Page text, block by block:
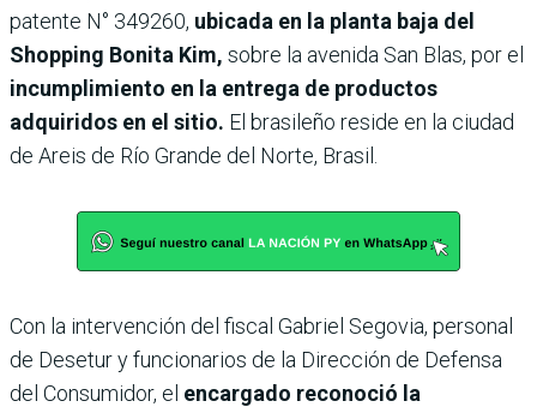
patente N° 349260, ubicada en la planta baja del
Shopping Bonita Kim, sobre la avenida San Blas, por el
incumplimiento en la entrega de productos
adquiridos en el sitio. El brasileño reside en la ciudad
de Areis de Río Grande del Norte, Brasil.
Con la intervención del fiscal Gabriel Segovia, personal
de Desetur y funcionarios de la Dirección de Defensa
del Consumidor, el encargado reconoció la